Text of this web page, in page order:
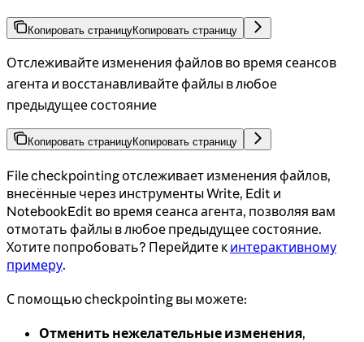
Копировать страницуКопировать страницу
Отслеживайте изменения файлов во время сеансов
агента и восстанавливайте файлы в любое
предыдущее состояние
Копировать страницуКопировать страницу
File checkpointing отслеживает изменения файлов,
внесённые через инструменты Write, Edit и
NotebookEdit во время сеанса агента, позволяя вам
отмотать файлы в любое предыдущее состояние.
Хотите попробовать? Перейдите к интерактивному
примеру.
С помощью checkpointing вы можете:
Отменить нежелательные изменения,